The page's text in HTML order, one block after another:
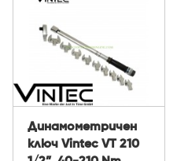
Динамометричен
ключ Vintec VT 210